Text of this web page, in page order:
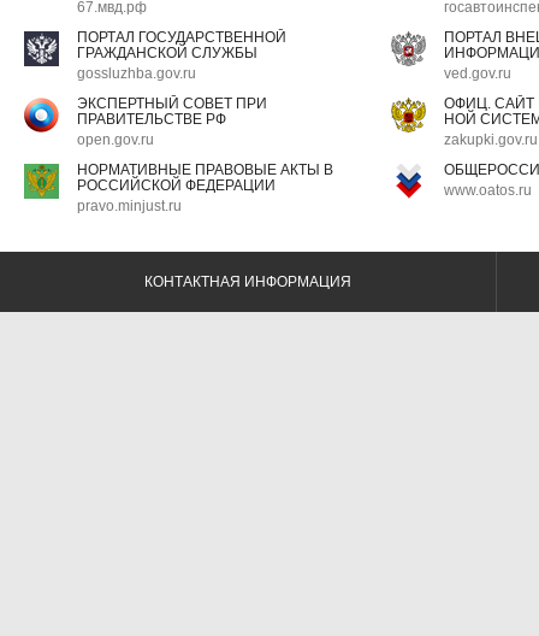
67.мвд.рф
ПОРТАЛ ГОСУДАРСТВЕННОЙ
ГРАЖДАНСКОЙ СЛУЖБЫ
gossluzhba.gov.ru
ПОРТАЛ
ved.gov.ru
ЭКСПЕРТНЫЙ СОВЕТ ПРИ
ПРАВИТЕЛЬСТВЕ РФ
open.gov.ru
ОФИЦ.
НОЙ
zakupki.gov.ru
НОРМАТИВНЫЕ ПРАВОВЫЕ АКТЫ В
РОССИЙСКОЙ ФЕДЕРАЦИИ
pravo.minjust.ru
www.oatos.ru
КОНТАКТНАЯ ИНФОРМАЦИЯ